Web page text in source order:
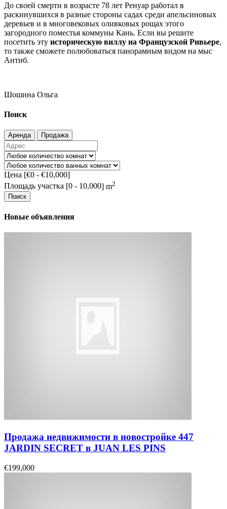
До своей смерти в возрасте 78 лет Ренуар работал в
раскинувшихся в разные стороны садах среди апельсиновых
деревьев и в многовековых оливковых рощах этого
загородного поместья коммуны Кань. Если вы решите
посетить эту историческую виллу на Французской Ривьере,
то также сможете полюбоваться панорамным видом на мыс
Антиб.
Шошина Ольга
Поиск
Аренда Продажа
Цена [€0 - €10,000]
Площадь участка [0 - 10,000] m2
Поиск
Новые объявления
Продажа недвижимости в новостройке 447
JARDIN SECRET в JUAN LES PINS
€199,000